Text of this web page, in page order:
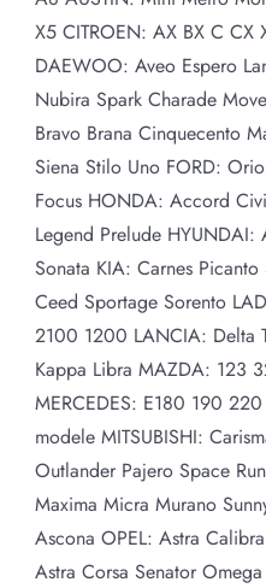
X5 CITROEN: AX BX C CX
DAEWOO: Aveo Espero
Nubira Spark Charade
Bravo Brana Cinquecento
Siena Stilo Uno FORD:
Focus HONDA: Accord
Legend Prelude HYUNDAI:
Sonata KIA: Carnes
Ceed Sportage Sorento
2100 1200 LANCIA: Delta
Kappa Libra MAZDA: 123
MERCEDES: E180 190
modele MITSUBISHI:
Outlander Pajero Space
Maxima Micra Murano
Ascona OPEL: Astra
Astra Corsa Senator